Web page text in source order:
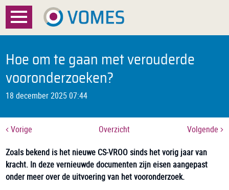
Menu
Over VOMES
Certificatie
Registratie
Documenten
Nieuws
Hoe om te gaan met verouderde
vooronderzoeken?
18 december 2025 07:44
Vorige Overzicht Volgende
Zoals bekend is het nieuwe CS-VROO sinds het vorig jaar van
kracht. In deze vernieuwde documenten zijn eisen aangepast
onder meer over de uitvoering van het vooronderzoek.